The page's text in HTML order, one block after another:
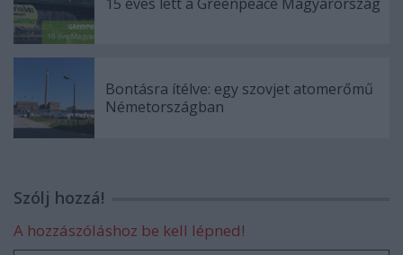
Bontásra ítélve: egy szovjet atomerőmű
Németországban
Szólj hozzá!
A hozzászóláshoz be kell lépned!